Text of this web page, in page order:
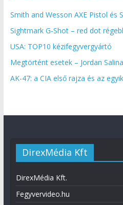
Smith and Wesson AXE Pistol és
Sightmark G-Shot – red dot
USA: TOP10 kézifegyvergyártó
Megtörtént esetek – Jordan
AK-47: a CIA első rajza és az
DirexMédia Kft
DirexMédia Kft.
Fegyvervideo.hu